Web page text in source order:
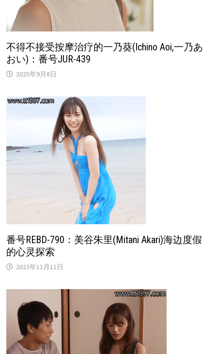
不得不接受按摩治疗的一乃葵(Ichino Aoi,一乃あ
おい)：番号JUR-439
2025年9月8日
番号REBD-790：美谷朱里(Mitani Akari)海边度假
的心灵探索
2023年11月11日